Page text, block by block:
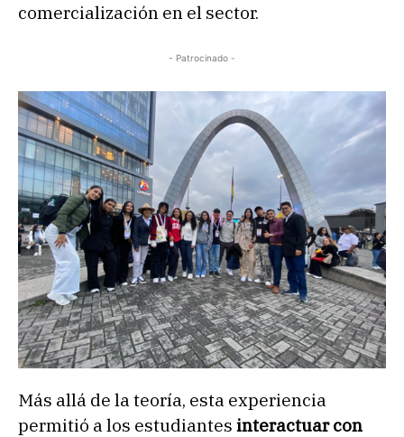
comercialización en el sector.
- Patrocinado -
Más allá de la teoría, esta experiencia
permitió a los estudiantes interactuar con